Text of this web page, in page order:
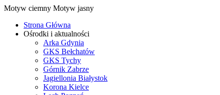
Motyw ciemny Motyw jasny
Strona Główna
Ośrodki i aktualności
Arka Gdynia
GKS Bełchatów
GKS Tychy
Górnik Zabrze
Jagiellonia Białystok
Korona Kielce